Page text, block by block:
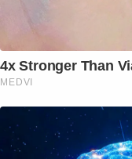
4x Stronger Than
MEDVI